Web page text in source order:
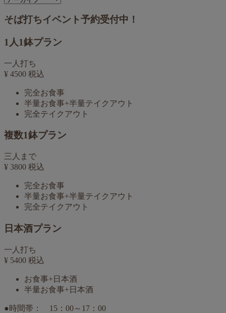
そば打ちイベント予約受付中！
1人1鉢プラン
一人打ち
¥ 4500 税込
完全お食事
半量お食事+半量テイクアウト
完全テイクアウト
複数1鉢プラン
三人まで
¥ 3800 税込
完全お食事
半量お食事+半量テイクアウト
完全テイクアウト
日本酒プラン
一人打ち
¥ 5400 税込
お食事+日本酒
半量お食事+日本酒
●時間帯： 15：00～17：00